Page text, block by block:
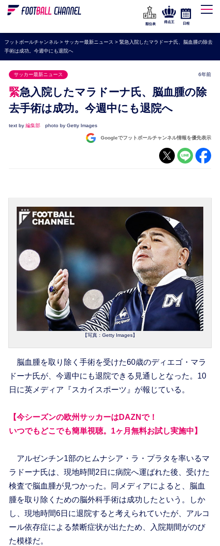
WEリーグ
海外サッカー
プレミアリーグ
ラ・リーガ
セリエA
ブンデスリーガ
UEFA
ナショナルチーム
順位表
得点王 日程
フットボールチャンネル> サッカー最新ニュース > 緊急入院したマラドーナ氏、脳血腫の除去
手術は成功。今週中にも退院へ
サッカー最新ニュース 6年前
緊急入院したマラドーナ氏、脳血腫の除
去手術は成功。今週中にも退院へ
text by 編集部 photo by Getty Images
Googleでフットボールチャンネル情報を優先表示
【写真：Getty Images】
脳血腫を取り除く手術を受けた60歳のディエゴ・マラ
ドーナ氏が、今週中にも退院できる見通しとなった。10
日に英メディア『スカイスポーツ』が報じている。
【今シーズンの欧州サッカーはDAZNで！
いつでもどこでも簡単視聴。1ヶ月無料お試し実施中】
アルゼンチン1部のヒムナシア・ラ・プラタを率いるマ
ラドーナ氏は、現地時間2日に病院へ運ばれた後、受けた
検査で脳血腫が見つかった。同メディアによると、脳血
腫を取り除くための脳外科手術は成功したという。しか
し、現地時間6日に退院すると考えられていたが、アルコ
ール依存症による禁断症状が出たため、入院期間がのび
た模様だ。